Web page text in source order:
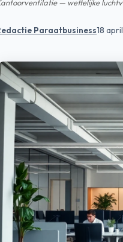
— wettelijke
Paraatbusiness18